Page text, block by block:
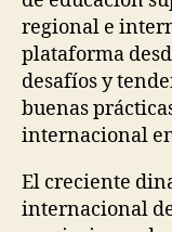
regional e
plataforma
desafíos y
buenas
internacional
El creciente
internacional